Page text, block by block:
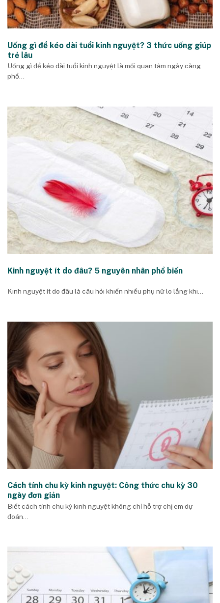
Uống gì để kéo dài tuổi kinh nguyệt? 3 thức uống giúp
trẻ lâu
Uống gì để kéo dài tuổi kinh nguyệt là mối quan tâm ngày càng
phổ...
Kinh nguyệt ít do đâu? 5 nguyên nhân phổ biến
Kinh nguyệt ít do đâu là câu hỏi khiến nhiều phụ nữ lo lắng khi...
Cách tính chu kỳ kinh nguyệt: Công thức chu kỳ 30
ngày đơn giản
Biết cách tính chu kỳ kinh nguyệt không chỉ hỗ trợ chị em dự
đoán...